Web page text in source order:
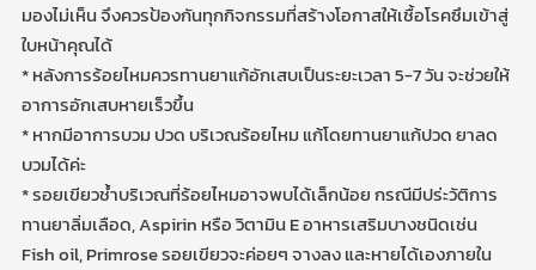
มองไม่เห็น จึงควรป้องกันทุกกิจกรรมที่สร้างโอกาสให้เชื้อโรคซึมเข้าสู่
ใบหน้าคุณได้
* หลังการร้อยไหมควรทานยาแก้อักเสบเป็นระยะเวลา 5-7 วัน จะช่วยให้
อาการอักเสบหายเร็วขึ้น
* หากมีอาการบวม ปวด บริเวณร้อยไหม แก้โดยทานยาแก้ปวด ยาลด
บวมได้ค่ะ
* รอยเขียวช้ำบริเวณที่ร้อยไหมอาจพบได้เล็กน้อย กรณีมีปร่ะวัติการ
ทานยาลิ่มเลือด, Aspirin หรือ วิตามิน E อาหารเสริมบางชนิดเช่น
Fish oil, Primrose รอยเขียวจะค่อยๆ จางลง และหายได้เองภายใน